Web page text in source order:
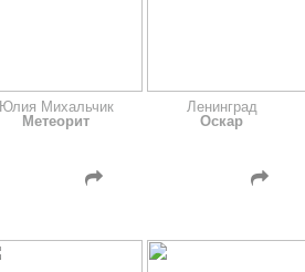
Юлия Михальчик
Метеорит
Ленинград
Оскар